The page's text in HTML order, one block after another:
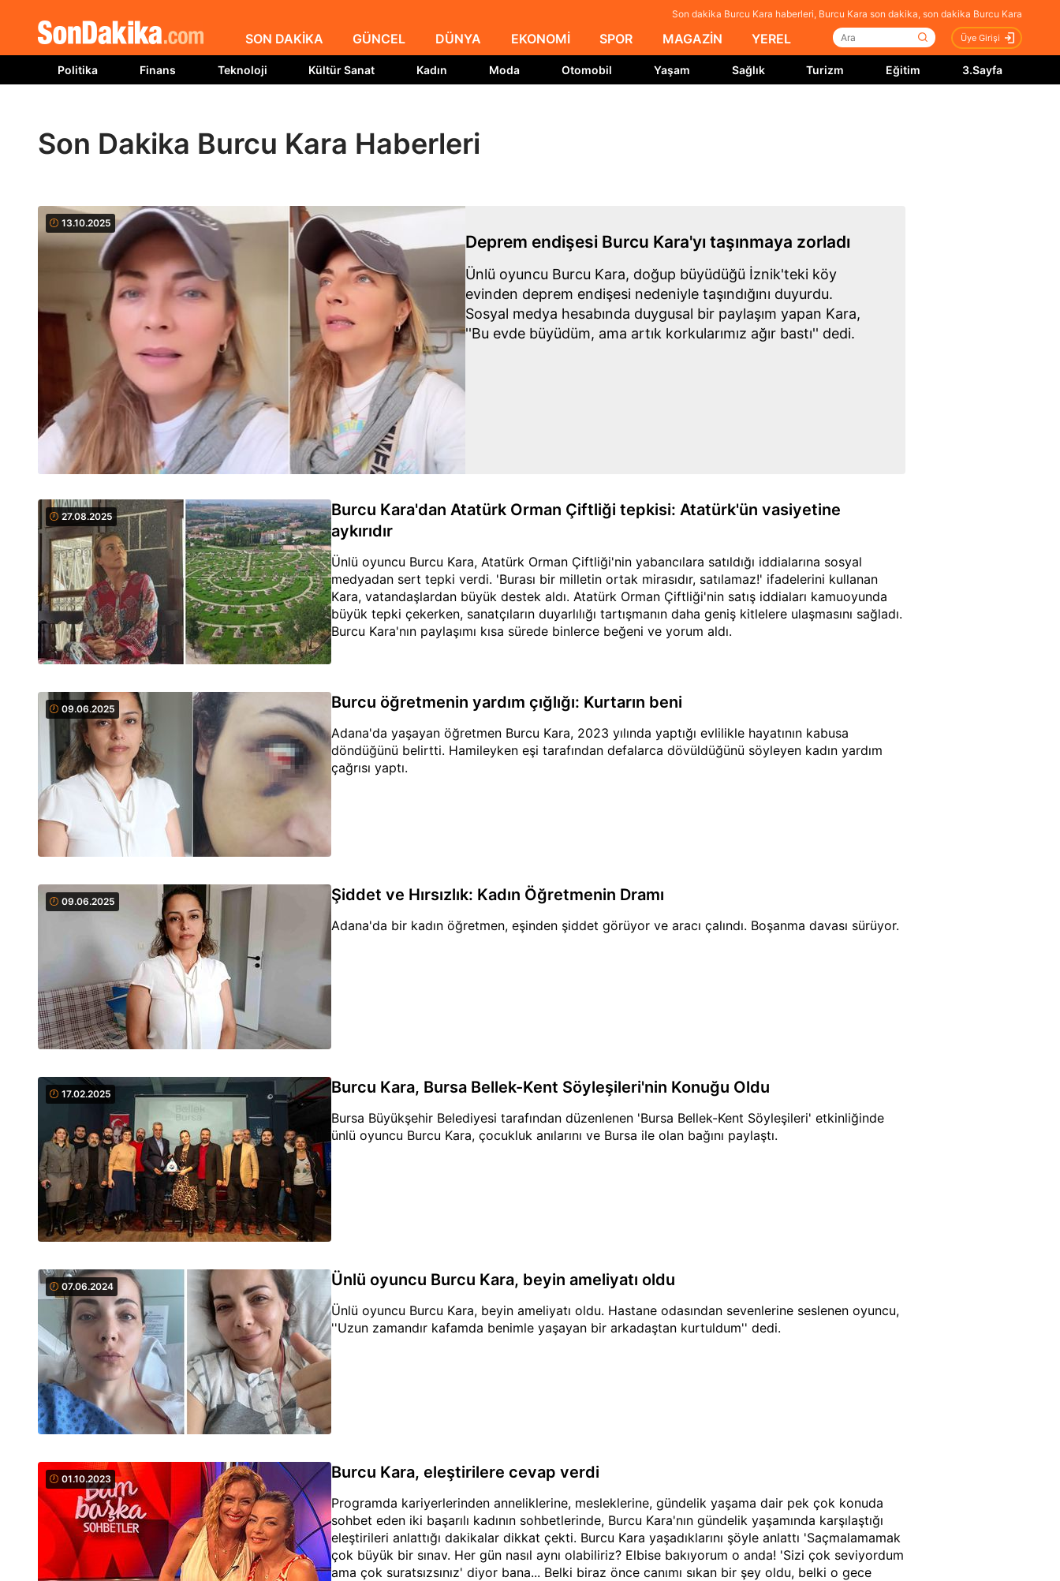
Son dakika Burcu Kara haberleri, Burcu Kara son dakika, son dakika Burcu Kara
SON DAKİKA GÜNCEL DÜNYA EKONOMİ SPOR MAGAZİN YEREL Üye Girişi
Politika Finans Teknoloji Kültür Sanat Kadın Moda Otomobil Yaşam Sağlık Turizm Eğitim 3.Sayfa
Son Dakika Burcu Kara Haberleri
13.10.2025
Deprem endişesi Burcu Kara'yı taşınmaya zorladı
Ünlü oyuncu Burcu Kara, doğup büyüdüğü İznik'teki köy
evinden deprem endişesi nedeniyle taşındığını duyurdu.
Sosyal medya hesabında duygusal bir paylaşım yapan Kara,
''Bu evde büyüdüm, ama artık korkularımız ağır bastı'' dedi.
27.08.2025
Burcu Kara'dan Atatürk Orman Çiftliği tepkisi: Atatürk'ün vasiyetine
aykırıdır
Ünlü oyuncu Burcu Kara, Atatürk Orman Çiftliği'nin yabancılara satıldığı iddialarına sosyal
medyadan sert tepki verdi. 'Burası bir milletin ortak mirasıdır, satılamaz!' ifadelerini kullanan
Kara, vatandaşlardan büyük destek aldı. Atatürk Orman Çiftliği'nin satış iddiaları kamuoyunda
büyük tepki çekerken, sanatçıların duyarlılığı tartışmanın daha geniş kitlelere ulaşmasını sağladı.
Burcu Kara'nın paylaşımı kısa sürede binlerce beğeni ve yorum aldı.
09.06.2025 Burcu öğretmenin yardım çığlığı: Kurtarın beni
Adana'da yaşayan öğretmen Burcu Kara, 2023 yılında yaptığı evlilikle hayatının kabusa
döndüğünü belirtti. Hamileyken eşi tarafından defalarca dövüldüğünü söyleyen kadın yardım
çağrısı yaptı.
09.06.2025 Şiddet ve Hırsızlık: Kadın Öğretmenin Dramı
Adana'da bir kadın öğretmen, eşinden şiddet görüyor ve aracı çalındı. Boşanma davası sürüyor.
17.02.2025 Burcu Kara, Bursa Bellek-Kent Söyleşileri'nin Konuğu Oldu
Bursa Büyükşehir Belediyesi tarafından düzenlenen 'Bursa Bellek-Kent Söyleşileri' etkinliğinde
ünlü oyuncu Burcu Kara, çocukluk anılarını ve Bursa ile olan bağını paylaştı.
07.06.2024 Ünlü oyuncu Burcu Kara, beyin ameliyatı oldu
Ünlü oyuncu Burcu Kara, beyin ameliyatı oldu. Hastane odasından sevenlerine seslenen oyuncu,
''Uzun zamandır kafamda benimle yaşayan bir arkadaştan kurtuldum'' dedi.
01.10.2023 Burcu Kara, eleştirilere cevap verdi
Programda kariyerlerinden anneliklerine, mesleklerine, gündelik yaşama dair pek çok konuda
sohbet eden iki başarılı kadının sohbetlerinde, Burcu Kara'nın gündelik yaşamında karşılaştığı
eleştirileri anlattığı dakikalar dikkat çekti. Burcu Kara yaşadıklarını şöyle anlattı 'Saçmalamamak
çok büyük bir sınav. Her gün nasıl aynı olabiliriz? Elbise bakıyorum o anda! 'Sizi çok seviyordum
ama çok suratsızsınız' diyor bana... Belki biraz önce canımı sıkan bir şey oldu, belki o gece